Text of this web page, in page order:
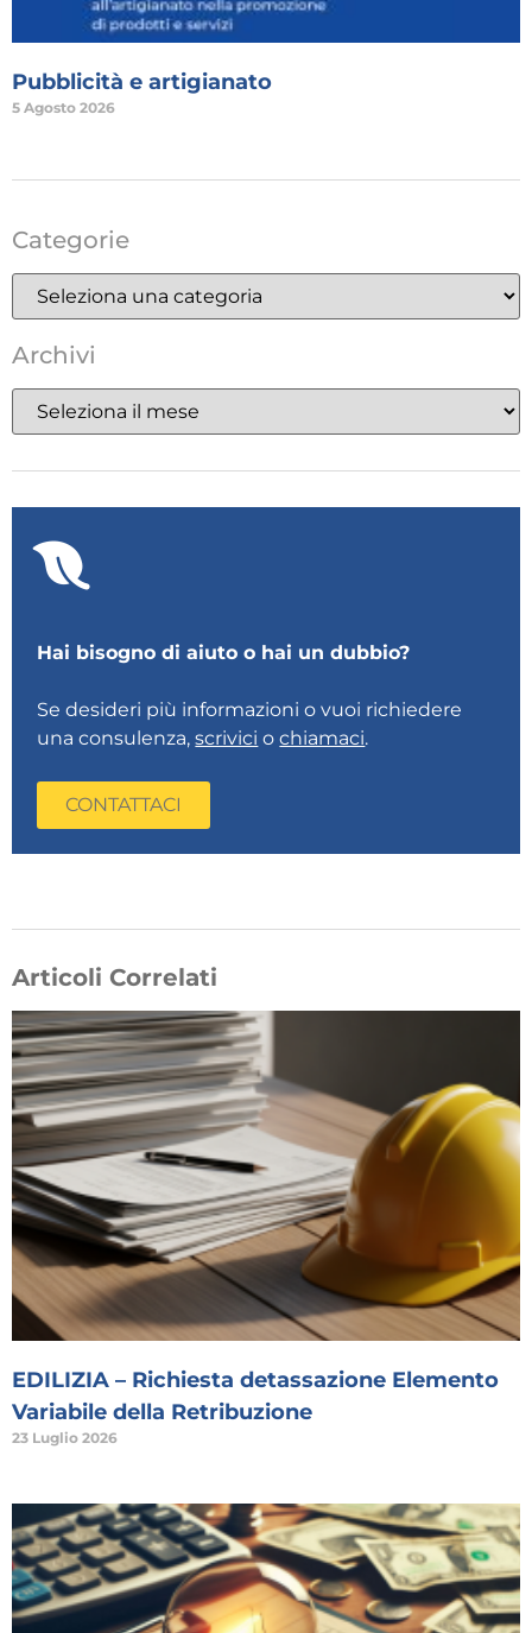
Pubblicità e artigianato
5 Agosto 2026
Categorie
Archivi
Hai bisogno di aiuto o hai un dubbio?
Se desideri più informazioni o vuoi richiedere
una consulenza,scrivici ochiamaci.
CONTATTACI
Articoli Correlati
EDILIZIA – Richiesta detassazione Elemento
Variabile della Retribuzione
23 Luglio 2026